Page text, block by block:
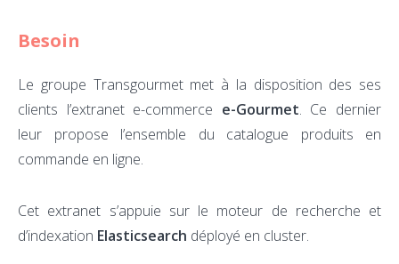
Besoin
Le groupe Transgourmet met à la disposition des ses
clients l’extranet e-commerce e-Gourmet. Ce dernier
leur propose l’ensemble du catalogue produits en
commande en ligne.
Cet extranet s’appuie sur le moteur de recherche et
d’indexation Elasticsearch déployé en cluster.